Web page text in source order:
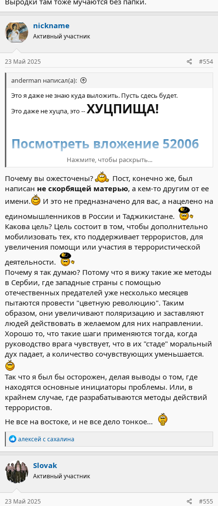
nickname
Активный участник
23 Май 2025 #554
anderman написал(а):
Это я даже не знаю куда выложить. Пусть сдесь будет.
Это даже не хуцпа, это --ХУЦПИЩА!
Посмотреть вложение 52006
«Голодаем и живём в нищете». Мать
требует освободить террориста «Крокуса»
из Новосибирска, чтобы прокормить
детей
Родные террориста «Крокуса» Далержона Мирзоева*
пожаловались на голод и нищету. Они требуют освободить из
СИЗО сына и отправить на родину, чтобы он смог прокормить
четверых детей.
Как удалось выяснить Сиб.фм, спустя год после трагедии отец
террориста вынужден заниматься частным извозом, чтобы
прокормить 11 членов семьи. Уточняется, что сейчас он
единственный кормилец. Ранее всю семью обеспечивал
Далержон. Заработанные в России деньги он отправлял
родным в Таджикистан. Но вот уже больше года, как он сидит в
СИЗО по обвинению в совершении теракта и не контактирует с
семьёй.
«За год от него не было ни одного звонка. Если бы он знал, как
нам тяжело. Наша невестка больна, жена Далержона. Дети
страдают, они голодны и несчастны. Я только на телефоне в
новостях вижу его, какой он избитый и поникший. Хоть бы раз
дали возможность связаться с ним», – рассказывает мать
Гулракат Мирзоева.
По её словам, сын сниться ей каждую ночь и просит прощение.
Также она отметила, что им приходится голодать и жить в
нищете. Родственники и соседи приносят им продукты и
медикаменты.
«Ничего, что мы голодаем, но пусть его освободят и вернут к
своим четырём несовершеннолетним детям», – говорит мать
террориста.
Далержон женился в 2017 году. У него четверо детей — три
дочери и один сын, включая двухлетних двойняшек.
Нажмите, чтобы раскрыть...
Почему вы ожесточены?
Пост, конечно же, был
написан не скорбящей матерью, а кем-то другим от ее
имени.
И это не предназначено для вас, а нацелено на
единомышленников в России и Таджикистане.
Какова цель? Цель состоит в том, чтобы дополнительно
мобилизовать тех, кто поддерживает террористов, для
увеличения помощи или участия в террористической
деятельности.
Почему я так думаю? Потому что я вижу такие же методы
в Сербии, где западные страны с помощью
отечественных предателей уже несколько месяцев
пытаются провести "цветную революцию". Таким
образом, они увеличивают поляризацию и заставляют
людей действовать в желаемом для них направлении.
Хорошо то, что такие шаги применяются тогда, когда
руководство врага чувствует, что в их "стаде" моральный
дух падает, а количество сочувствующих уменьшается.
Так что я был бы осторожен, делая выводы о том, где
находятся основные инициаторы проблемы. Или, в
крайнем случае, где разрабатываются методы действий
террористов.
Не все на востоке, и не все дело тонкое...
Р
е
а
к
ц
и
и
:
алексей с сахалина
Slovak
Активный участник
23 Май 2025 #555